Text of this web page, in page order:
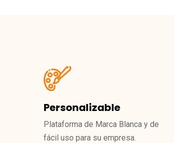
Personalizable
Plataforma de Marca Blanca y de
fácil uso para su empresa.